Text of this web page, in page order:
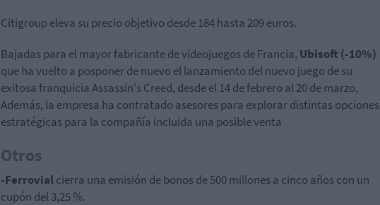
Citigroup eleva su precio objetivo desde 184 hasta 209 euros.
Bajadas para el mayor fabricante de videojuegos de Francia, Ubisoft (-10%)
queha vuelto a posponer de nuevo el lanzamiento del nuevo juego de su
exitosa franquicia Assassin's Creed, desde el 14 de febrero al 20 de marzo,
Además, la empresa ha contratado asesores para explorar distintas opciones
estratégicas para la compañía incluida una posible venta
Otros
-Ferrovialcierra una emisión de bonos de 500 millones a cinco años con un
cupón del 3,25 %.